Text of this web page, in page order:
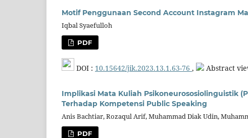
Motif Penggunaan Second Account Instagram
Iqbal Syaefulloh
PDF
DOI : 10.15642/jik.2023.13.1.63-76 , Abstract
Implikasi Mata Kuliah Psikoneurososiolinguistik
Terhadap Kompetensi Public Speaking
Anis Bachtiar, Rozaqul Arif, Muhammad Diak Udin,
PDF